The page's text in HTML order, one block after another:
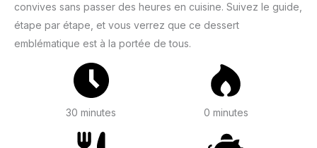
convives sans passer des heures en cuisine. Suivez le guide,
étape par étape, et vous verrez que ce dessert
emblématique est à la portée de tous.
30 minutes 0 minutes